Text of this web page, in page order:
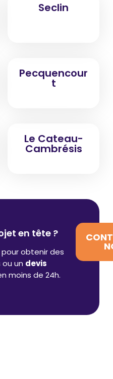
Seclin
Pecquencour
t
Le Cateau-
Cambrésis
en tête ?
obtenir des
un devis
moins de 24h.